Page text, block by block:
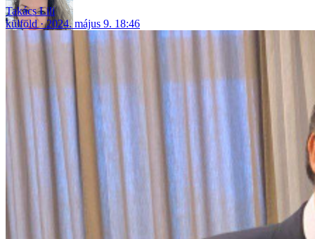
Takács Lili
külföld
2024. május 9. 18:46